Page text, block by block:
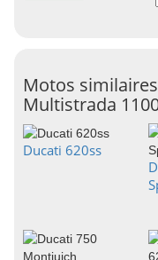
Motos
Multistrada
Ducati 620ss